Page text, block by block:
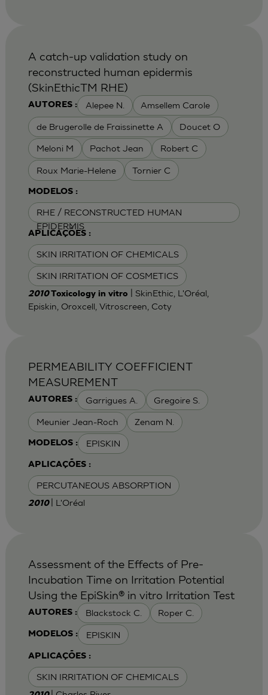
AUTORES : Alepee N. Amsellem Carole
de Brugerolle de Fraissinette A Doucet O
Meloni M Pachot Jean Robert C
Roux Marie-Helene Tornier C
MODELOS :
RHE / RECONSTRUCTED HUMAN
EPIDERMIS
APLICAÇÕES :
SKIN IRRITATION OF CHEMICALS
SKIN IRRITATION OF COSMETICS
A catch-up validation study on
reconstructed human epidermis
(SkinEthicTM RHE)
2010Toxicology in vitro
| SkinEthic, L'Oréal,
Episkin, Oroxcell, Vitroscreen, Coty
AUTORES : Garrigues A. Gregoire S.
Meunier Jean-Roch Zenam N.
MODELOS : EPISKIN
APLICAÇÕES :
PERCUTANEOUS ABSORPTION
PERMEABILITY COEFFICIENT
MEASUREMENT
2010 | L'Oréal
AUTORES : Blackstock C. Roper C.
MODELOS : EPISKIN
APLICAÇÕES :
SKIN IRRITATION OF CHEMICALS
Assessment of the Effects of Pre-
Incubation Time on Irritation Potential
Using the EpiSkin® in vitro Irritation Test